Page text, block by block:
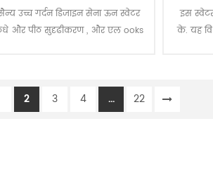
उच्च गर्दन डिजाइन सेना ऊन स्वेटर
और पीठ सुदृढीकरण , और एल ooks
इस
के. यह
2 3 4 ... 22